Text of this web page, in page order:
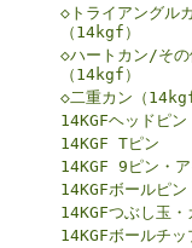
◇トライアングル
（14kgf）
◇ハートカン/その
（14kgf）
◇二重カン（14kgf
14KGFヘッドピン
14KGF Tピン
14KGF 9ピン・
14KGFボールピン
14KGFつぶし玉・
14KGFボールチッ